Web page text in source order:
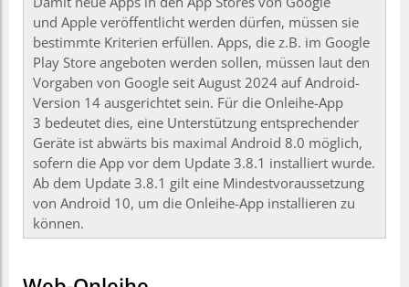
und Apple veröffentlicht werden dürfen, müssen sie
bestimmte Kriterien erfüllen. Apps, die z.B. im Google
Play Store angeboten werden sollen, müssen laut den
Vorgaben von Google seit August 2024 auf Android-
Version 14 ausgerichtet sein. Für die Onleihe-App
3 bedeutet dies, eine Unterstützung entsprechender
Geräte ist abwärts bis maximal Android 8.0 möglich,
sofern die App vor dem Update 3.8.1 installiert wurde.
Ab dem Update 3.8.1 gilt eine Mindestvoraussetzung
von Android 10, um die Onleihe-App installieren zu
können.